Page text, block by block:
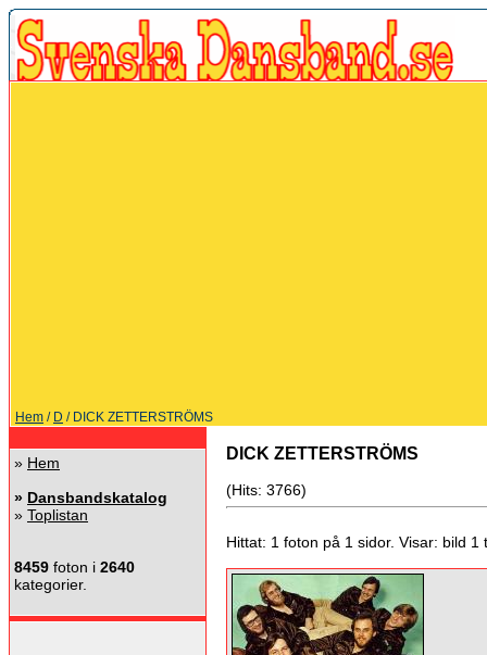
Hem / D / DICK ZETTERSTRÖMS
» Hem
» Dansbandskatalog
» Toplistan
8459 foton i 2640
kategorier.
DICK ZETTERSTRÖMS
(Hits: 3766)
Hittat: 1 foton på 1 sidor. Visar: bild 1